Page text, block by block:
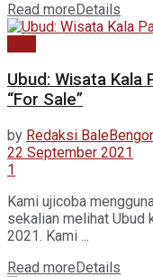
Read more Details
Ubud: Wisata Kala
“For Sale”
by Redaksi
22 September 2021
1
Kami ujicoba
sekalian melihat Ubud
2021. Kami ...
Read moreDetails